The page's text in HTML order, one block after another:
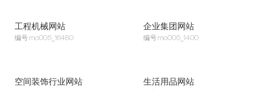
工程机械网站
编号mo005_16480
企业集团网站
编号 mo005_1400
空间装饰行业网站 生活用品网站